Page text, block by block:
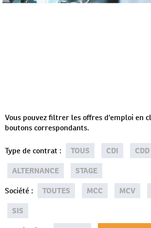
Vous pouvez filtrer les offres d'emploi en
boutons correspondants.
Type de contrat : TOUS CDI CDD
ALTERNANCE
STAGE
Société : TOUTES MCC MCV
SIS